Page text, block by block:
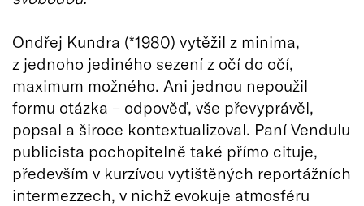
Ondřej Kundra (*1980) vytěžil z minima,
z jednoho jediného sezení z očí do očí,
maximum možného. Ani jednou nepoužil
formu otázka – odpověď, vše převyprávěl,
popsal a široce kontextualizoval. Paní Vendulu
publicista pochopitelně také přímo cituje,
především v kurzívou vytištěných reportážních
intermezzech, v nichž evokuje atmosféru